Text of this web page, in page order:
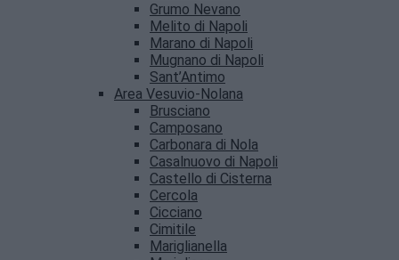
Grumo Nevano
Melito di Napoli
Marano di Napoli
Mugnano di Napoli
Sant’Antimo
Area Vesuvio-Nolana
Brusciano
Camposano
Carbonara di Nola
Casalnuovo di Napoli
Castello di Cisterna
Cercola
Cicciano
Cimitile
Mariglianella